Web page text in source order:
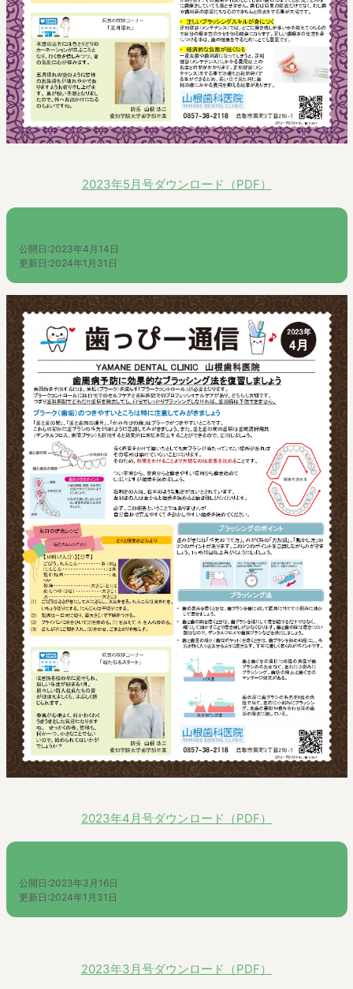
2023年5月号ダウンロード（PDF）
公開日:2023年4月14日
更新日:2024年1月31日
2023年4月号ダウンロード（PDF）
公開日:2023年3月16日
更新日:2024年1月31日
2023年3月号ダウンロード（PDF）